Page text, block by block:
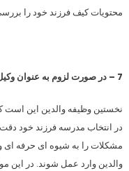
محتویات كیف فرزند خود را
7 – در صورت لزوم به عنوان وكیل فرزند خود وارد عمل شوید
نخستین وظیفه والدین این است
در انتخاب مدرسه فرزند خود
مشكلات را به شیوه ای حرفه ای
والدین وارد عمل شوند. در این